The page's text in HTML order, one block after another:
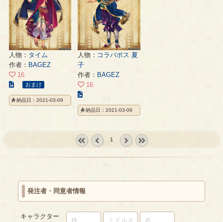
ー
ジ
ペ
ー
ジ
人物： タイム
作者： BAGEZ
16
こ
の
イ
おまけ
納品日：2021-03-09
人物： コラバポス 夏
子
作者： BAGEZ
16
の
イ
ス
ト
ジ
納品日：2021-03-09
1
発注者・同意者情報
キャラクター